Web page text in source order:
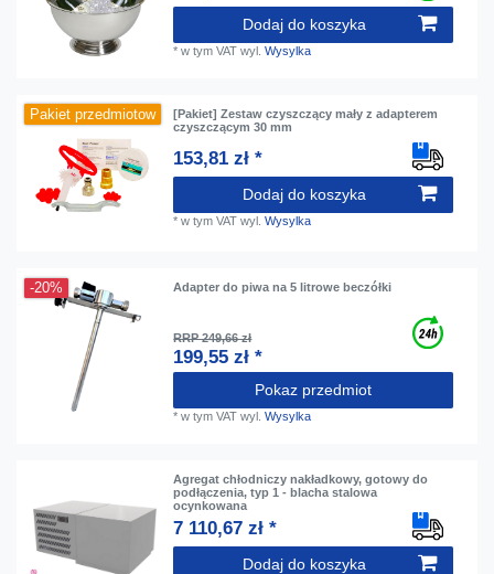
Dodaj do koszyka
*w tym VAT wyl.Wysylka
Pakiet przedmiotow
[Pakiet] Zestaw czyszczący mały z adapterem
czyszczącym 30 mm
153,81 zł *
Dodaj do koszyka
*w tym VAT wyl.Wysylka
-20% Adapter do piwa na 5 litrowe beczółki
RRP 249,66 zł
199,55 zł *
Pokaz przedmiot
*w tym VAT wyl.Wysylka
Agregat chłodniczy nakładkowy, gotowy do
podłączenia, typ 1 - blacha stalowa
ocynkowana
7 110,67 zł *
Dodaj do koszyka